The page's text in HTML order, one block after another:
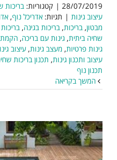
28/07/2019
| קטגוריות: בריכות
עיצוב גינות | תגיות: אדריכל נוף,
מבטון, בריכות, בריכות בגינה,
שחיה ביתית, גינות עם בריכה, הקמת
גינות פרטיות, מעצב גינות, עיצוב
עיצוב ותכנון גינות, תכנון בריכות
תכנון נוף
המשך בקריאה